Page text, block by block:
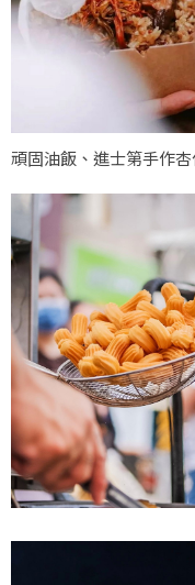
頑固油飯、進士第手作